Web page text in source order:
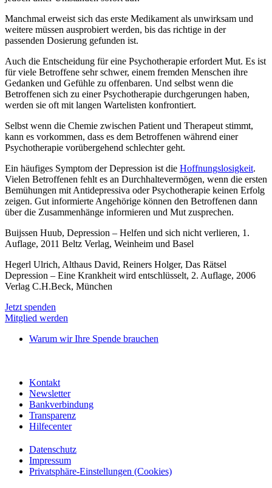
Manchmal erweist sich das erste Medikament als unwirksam und
weitere müssen ausprobiert werden, bis das richtige in der
passenden Dosierung gefunden ist.
Auch die Entscheidung für eine Psychotherapie erfordert Mut. Es ist
für viele Betroffene sehr schwer, einem fremden Menschen ihre
Gedanken und Gefühle zu offenbaren. Und selbst wenn die
Betroffenen sich zu einer Psychotherapie durchgerungen haben,
werden sie oft mit langen Wartelisten konfrontiert.
Selbst wenn die Chemie zwischen Patient und Therapeut stimmt,
kann es vorkommen, dass es dem Betroffenen während einer
Psychotherapie vorübergehend schlechter geht.
Ein häufiges Symptom der Depression ist die Hoffnungslosigkeit.
Vielen Betroffenen fehlt es an Durchhaltevermögen, wenn die ersten
Bemühungen mit Antidepressiva oder Psychotherapie keinen Erfolg
zeigen. Gut informierte Angehörige können den Betroffenen dann
über die Zusammenhänge informieren und Mut zusprechen.
Buijssen Huub, Depression – Helfen und sich nicht verlieren, 1.
Auflage, 2011 Beltz Verlag, Weinheim und Basel
Hegerl Ulrich, Althaus David, Reiners Holger, Das Rätsel
Depression – Eine Krankheit wird entschlüsselt, 2. Auflage, 2006
Verlag C.H.Beck, München
Jetzt spenden
Mitglied werden
Warum wir Ihre Spende brauchen
Kontakt
Newsletter
Bankverbindung
Transparenz
Hilfecenter
Datenschutz
Impressum
Privatsphäre-Einstellungen (Cookies)